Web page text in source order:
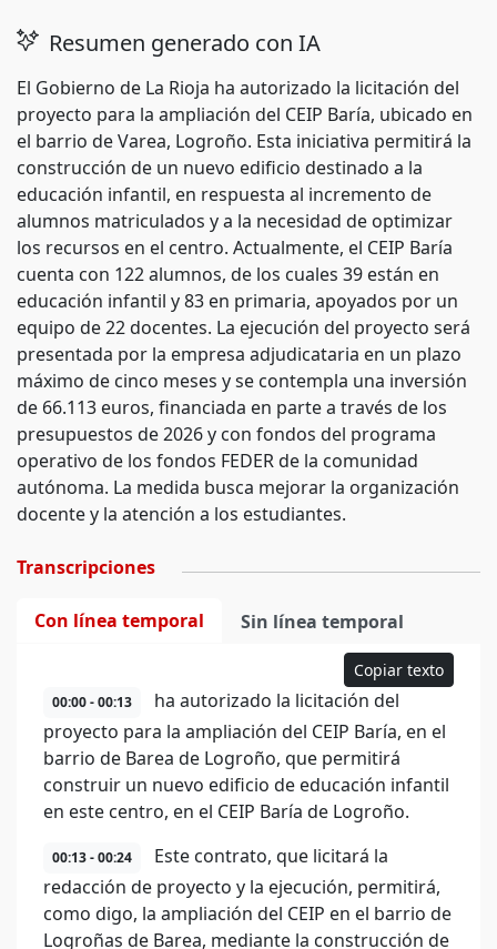
Resumen generado con IA
El Gobierno de La Rioja ha autorizado la licitación del
proyecto para la ampliación del CEIP Baría, ubicado en
el barrio de Varea, Logroño. Esta iniciativa permitirá la
construcción de un nuevo edificio destinado a la
educación infantil, en respuesta al incremento de
alumnos matriculados y a la necesidad de optimizar
los recursos en el centro. Actualmente, el CEIP Baría
cuenta con 122 alumnos, de los cuales 39 están en
educación infantil y 83 en primaria, apoyados por un
equipo de 22 docentes. La ejecución del proyecto será
presentada por la empresa adjudicataria en un plazo
máximo de cinco meses y se contempla una inversión
de 66.113 euros, financiada en parte a través de los
presupuestos de 2026 y con fondos del programa
operativo de los fondos FEDER de la comunidad
autónoma. La medida busca mejorar la organización
docente y la atención a los estudiantes.
Transcripciones
Con línea temporal Sin línea temporal
Copiar texto
00:00 - 00:13
ha autorizado la licitación del
proyecto para la ampliación del CEIP Baría, en el
barrio de Barea de Logroño, que permitirá
construir un nuevo edificio de educación infantil
en este centro, en el CEIP Baría de Logroño.
00:13 - 00:24
Este contrato, que licitará la
redacción de proyecto y la ejecución, permitirá,
como digo, la ampliación del CEIP en el barrio de
Logroñas de Barea, mediante la construcción de